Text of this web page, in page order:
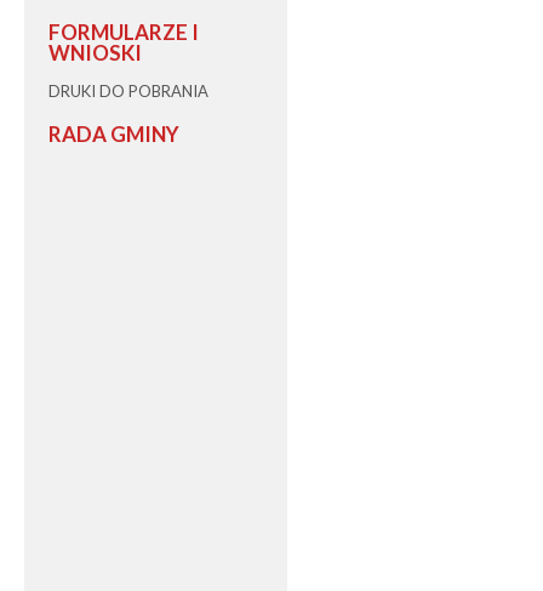
FORMULARZE I
WNIOSKI
DRUKI DO POBRANIA
RADA GMINY